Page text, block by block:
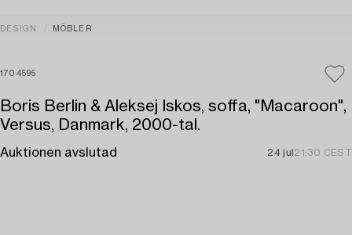
DESIGN MÖBLER
1704595
Boris Berlin & Aleksej Iskos, soffa, "Macaroon",
Versus, Danmark, 2000-tal.
Auktionen avslutad 24 jul 21:30 CEST